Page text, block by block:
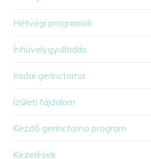
Hétvégi programok
Ínhüvelygyulladás
Irodai gerinctorna
Ízületi fájdalom
Kezdő gerinctorna program
Kezelések